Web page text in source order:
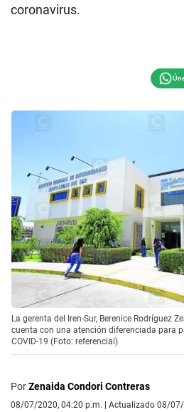
coronavirus.
La gerenta del Iren-Sur, Berenice Rodríguez
cuenta con una atención diferenciada para
COVID-19 (Foto: referencial)
PorZenaida Condori Contreras
08/07/2020, 04:20 p.m. | Actualizado 08/